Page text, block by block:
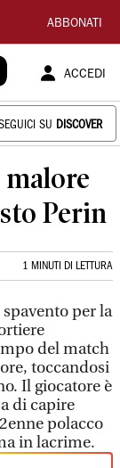
ABBONATI
ACCEDI
SU DISCOVER
malore
Perin
1 MINUTI DI LETTURA
per la
del match
toccandosi
Il giocatore è
di capire
polacco
in lacrime.